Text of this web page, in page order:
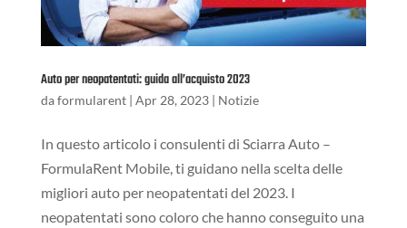
Auto per neopatentati: guida all’acquisto 2023
daformularent| Apr 28, 2023| Notizie
In questo articolo i consulenti di Sciarra Auto –
FormulaRent Mobile, ti guidano nella scelta delle
migliori auto per neopatentati del 2023. I
neopatentati sono coloro che hanno conseguito una